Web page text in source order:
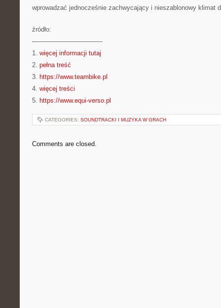
wprowadzać jednocześnie zachwycający i nieszablonowy klimat
źródło:
———————————
1. więcej informacji tutaj
2. pełna treść
3. https://www.teambike.pl
4. więcej treści
5. https://www.equi-verso.pl
CATEGORIES: SOUNDTRACKI I MUZYKA W GRACH
Comments are closed.